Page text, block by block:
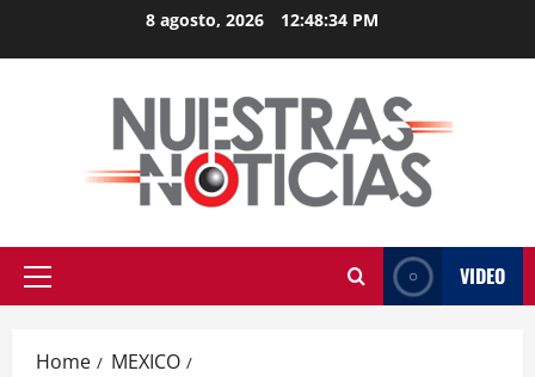
8 agosto, 2026 12:48:34 PM
Primary
VIDEO
Home
MEXICO